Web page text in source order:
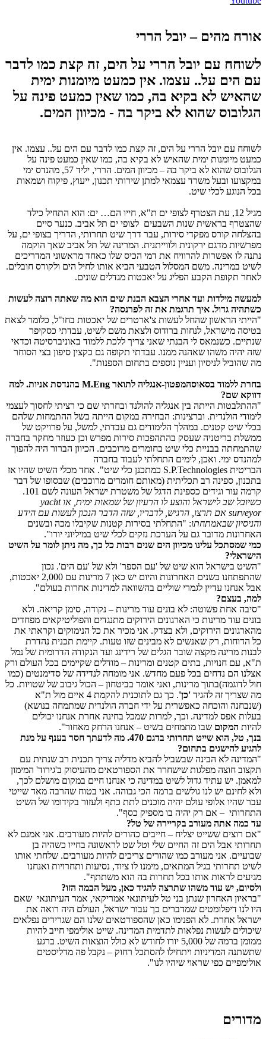
אורח מהים – יובל הררי
לשוחח עם יובל הררי על הים, זה קצת כמו לדבר
עם הים על.. עצמו. אין כמעט מיומנות ימית
שהאיש לא בקיא בה, כמו שאין כמעט פינה על
הגלובוס שהוא לא ביקר בה - מכיוון המים.
לשוחח עם יובל הררי על הים, זה קצת כמו לדבר עם הים על.. עצמו. אין
כמעט מיומנות ימית שהאיש לא בקיא בה, כמו שאין כמעט פינה על
הגלובוס שהוא לא ביקר בה – מכיוון המים. הררי, יליד 57, מהנדס ימי
במקצועו ובעל משרד עצמאי למתן שירותי תכנון, ייעוץ, פיקוח ושמאות
בכל הנוגע לכלי שיט.
מגיל 12, עת הצטרף לצופי ים ת"א, חייו הם… ים: הוא התחיל כילד
שהצטרף בראשית שנות השבעים לצופי ים תל אביב. כנער סיים
בהצלחה קורס מפקדי סירות, עבר דרך שיט תחרותי, הדריך בצופי ים, על
מפרשיות מדגם ירקונית ולווייתנית. המרינה של תל אביב שאך הוקמה
נתנה לו אפשרות להרוויח את דמי הכיס שלו כאחד מראשוני המדריכים
לשיט במרינה. משם המסלול הטבעי הביא אותו לחיל הים ולקורס חובלים.
לאחר תקופת הקבע הפליג על יאכטות מגדלים שונים.
למעשה מילדות ועד אחרי הצבא הבנת שים הוא מה שאתה רוצה לעשות
כשתהיה גדול. איך תרגמת את זה לפרנסה?
"הייתי הראשון שהחל לעשות צ'ארטרים של יאכטות בחו"ל, כלומר לצאת
בטיסה מישראל, לנחות ברודוס ולצאת משם לשיט, עבדתי כסקיפר
שנתיים. כשנמאס לי הבנתי שאני צריך ללכת ללמוד באוניברסיטה וכדאי
שזה יהיה משהו שאהנה ממנו. עבדתי תקופה גם כקצין סיפון בצי הסוחר
מה שהוביל לניסיון ועניין נוספים בתחום הספנות".
בחרת ללמוד בסאוסהמפטון-אנגליה לתואר M.Eng בהנדסת אניות. למה
דווקא שם?
"ההתלבטות הייתה בין אנגליה להולנד ובחרתי שם כי רציתי לחסוך לעצמי
לימודי הולנדית. וברצינות: הבחירה במקום הייתה בשל ההתמחות שלהם
בכלי שיט קטנים. במהלך הלימודים גם עבדתי, למשל, על פרויקט של
ממשלת בריטניה שעסק בהתהפכות סירות מפרש וכן כעוזר מחקר בחברה
שהתמחתה בבניית כלי שיט בחומרים מרוכבים. הכיוון הברור היה להפוך
למהנדס ימי. ואכן, לימים התחלתי לעבוד בחברה
הבריטית S.P.Technologies כמתכנן כלי שיט". אחד מכלי השיט שהיו אז
בתכנון, ספינה רב תכליתית (מאותם חומרים מרוכבים) שבסופו של דבר
קרמה עור וגידים כספינת הדגל של משטרת ישראל העונה לשם 101.
כשיובל שב לישראל והוצע לו הרעיון של שמאות ימית, אוyacht
surveyor אם תרצו, הרגיש, לדבריו, שזה הדבר הנכון לעשות עם הידע
והניסיון שבאמתחתו: "התחלתי בסירות קטנות שקיבלו מכה ובשנים
האחרונות מדובר גם על הערכת נזקים לכלי שיט במיליוני יורו".
כמי שמסתכל עלינו מכיוון הים שנים רבות כל כך, מה ניתן לומר על השיט
הישראלי?
"השיט בישראל הוא שיט של 'עם הספר' ולא של 'עם הים'. נכון
שהתפתחנו בשנים האחרונות והיום יש כאן 7 מרינות עם 2,000 יאכטות,
אבל אנחנו עדיין לגמרי שוליים בהשוואה למדינות אחרות בעולם".
למה, בעצם?
"סיבה אחת פשוטה: לא בונים עוד מרינות – נקודה, סימן קריאה. ולא
בונים עוד מרינות כי הארגונים הירוקים מתנגדים והפוליטיקאים מפחדים
מהארגונים הירוקים, ולא בצדק. אני מכיר את כל הנימוקים וקראתי את
כל הדוחות, רק שאנשים לא מבינים שזו טעות. קיימת תכנית נהדרת
לבנות מרינה מקצה שובר הגלים של רידינג ועד הנקודה הדרומית של נמל
ת"א, עם חנויות, בתים קטנים ומרינות – מודלים שקיימים בכל העולם ורק
אצלנו הם נדחים בכל פעם מחדש. אני מומחה לנדידה של סדימנטים (כמו
חול לדוגמה)בתוך מרינות, ואני אומר בביטחון – הכול גיבוב של שטויות. כל
מה שצריך זה להגיד 'כן'
. כך גם לתוכנית להקמת 4 איים מול ת"א
(שנבחנה והוכחה כאפשרית על ידי חברה הולנדית שמתמחה בנושא)
בעלות אפס למדינה. וכך, למרות שמכל בחינה אחרת אנחנו יכולים
להיות המקום שבו מתמחים בשיט – אנחנו הרחק מאחור".
בנך, טל, הוא שייט תחרותי בדגם 470. מה לדעתך חסר בענף על מנת
להגיע להישגים בתחום?
"המדינה לא הבינה שבשביל להביא מדליה צריך תכנית רב שנתית עם
תקצוב חוצה מפלגות שישחרר את הספורטאים מהעיסוק ב'גירוד' המימון
למאמן. יש עתיד גדול לשיט במדינה כי אנחנו חיים במקום מושלם לכך,
ולא לחינם יש לנו גולשים ברמה הכי גבוהה. אני בטוח שהרבה מאד שייטי
עבר שהיו אלופי עולם יהיה מוכנים לתת כתף ולעזור בקידומו של השיט
התחרותי – אם רק יהיה בו מספיק כסף".
עד כמה אתה מעורב בקריירה של טל?
"אם רוצים ששייט יצליח – חייבים כהורים להיות מעורבים. אני אמנם לא
תחרותי אבל הים זה החיים שלי וטל שט לראשונה בחייו כשהיה בן
שבועיים. אני מעורב כמו שהורים צריכים להיות מעורבים. שלחתי אותו
לשיט תחרותי בגיל המתאים, מימנו לו ציוד, נסיעות ותחרויות ואנחנו
מגיעים לראות אותו בכל תחרות בה הוא משתתף".
ולסיום, יש עוד משהו שתרצה להגיד כאן, מעל הבמה הזו?
"בראיון האחרון שנתן בני טל לעיתונאי אמריקאי, אמר העיתונאי שאם
היו לנו דיפלומטים שמדברים כך עבור ישראל, העולם היה רואה את
ישראל אחרת. לא הפנימו כאן שהספורטאים שלנו הם שגרירים נפלאים
שיכולים לעשות נפלאות לתדמית המדינה. שייט אולימפי חייב להיות
ממומן ברמה של 5,000 יורו לחודש לא כולל הוצאות השיט. ברגע
שתשתנה המדיניות ויתחילו להסתכל רחוק – נקבל פה מדליסטים
אולימפיים כפי שראוי שיהיו לנו".
מדורים